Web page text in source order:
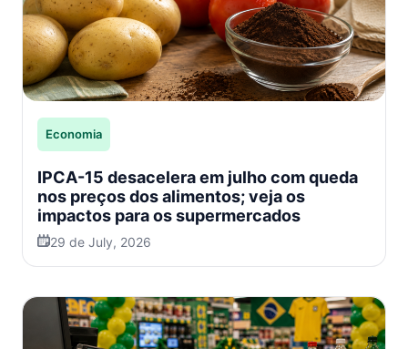
Economia
IPCA-15 desacelera em julho com queda
nos preços dos alimentos; veja os
impactos para os supermercados
29 de July, 2026